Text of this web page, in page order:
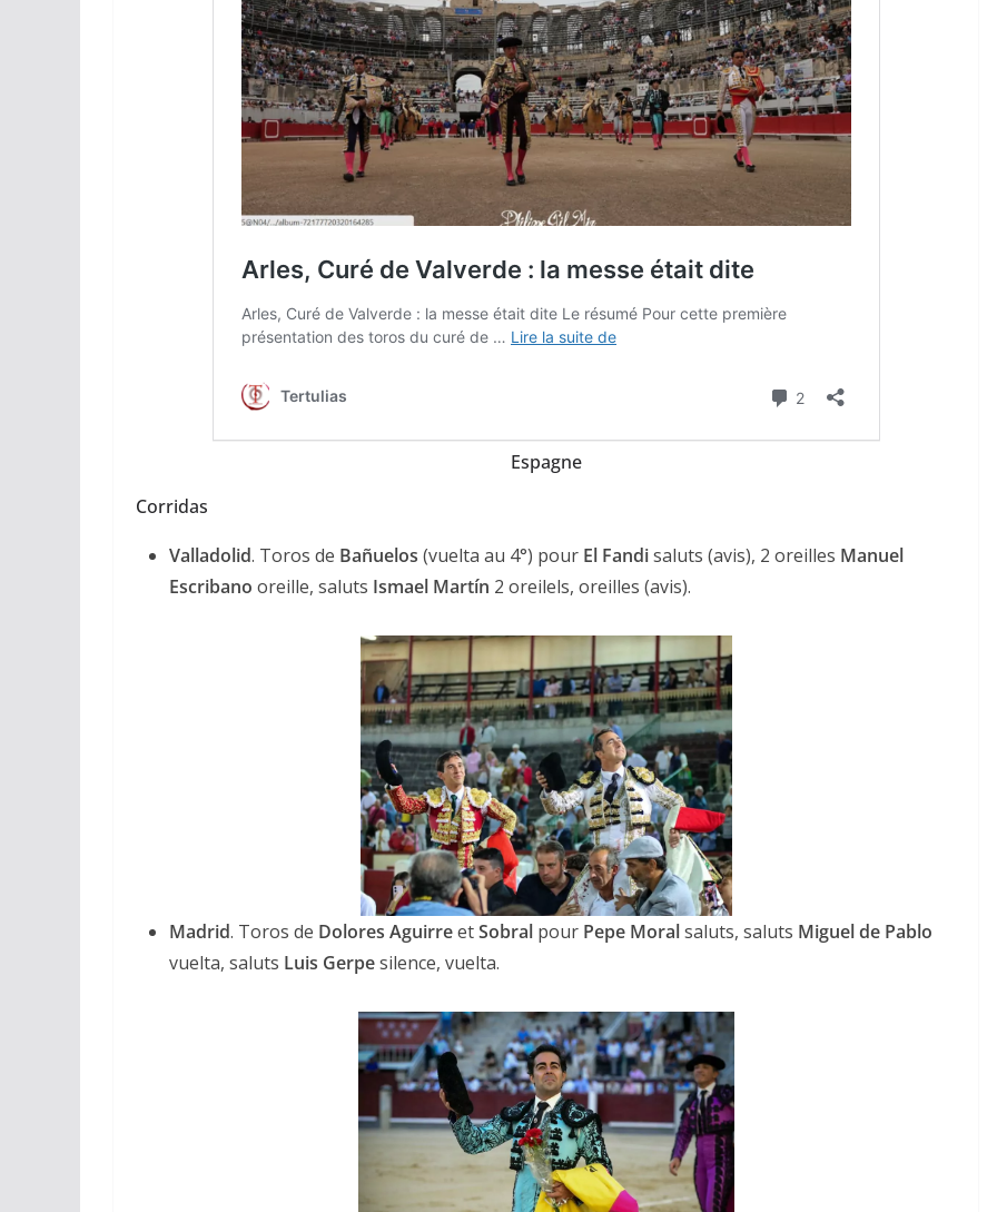
Espagne
Corridas
Valladolid. Toros de Bañuelos (vuelta au 4°) pour El Fandisaluts (avis), 2 oreilles Manuel
Escribano oreille, saluts Ismael Martín 2 oreilels, oreilles (avis).
Madrid. Toros de Dolores AguirreetSobral pour Pepe Moralsaluts, saluts Miguel de Pablo
vuelta, saluts Luis Gerpesilence, vuelta.